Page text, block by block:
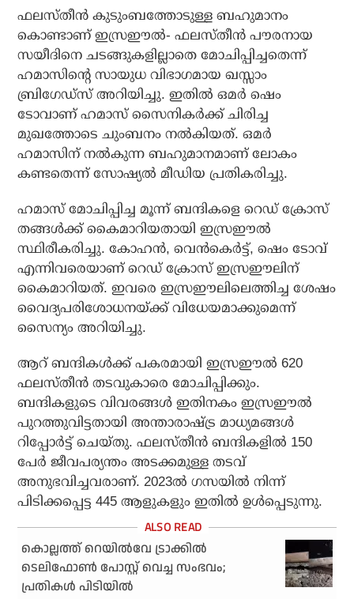
ഫലസ്തീന്‍ കുടുംബത്തോടുള്ള ബഹുമാനം
കൊണ്ടാണ് ഇസ്രഈല്‍- ഫലസ്തീന്‍ പൗരനായ
സയീദിനെ ചടങ്ങുകളില്ലാതെ മോചിപ്പിച്ചതെന്ന്
ഹമാസിന്റെ സായുധ വിഭാഗമായ ഖസ്സാം
ബ്രിഗേഡ്സ് അറിയിച്ചു. ഇതില്‍ ഒമര്‍ ഷെം
ടോവാണ് ഹമാസ് സൈനികര്‍ക്ക് ചിരിച്ച
മുഖത്തോടെ ചുംബനം നല്‍കിയത്. ഒമര്‍
ഹമാസിന് നല്‍കുന്ന ബഹുമാനമാണ് ലോകം
കണ്ടതെന്ന് സോഷ്യല്‍ മീഡിയ പ്രതികരിച്ചു.
ഹമാസ് മോചിപ്പിച്ച മൂന്ന് ബന്ദികളെ റെഡ് ക്രോസ്
തങ്ങള്‍ക്ക് കൈമാറിയതായി ഇസ്രഈല്‍
സ്ഥിരീകരിച്ചു. കോഹന്‍, വെന്‍കെര്‍ട്ട്, ഷെം ടോവ്
എന്നിവരെയാണ് റെഡ് ക്രോസ് ഇസ്രഈലിന്
കൈമാറിയത്. ഇവരെ ഇസ്രഈലിലെത്തിച്ച ശേഷം
വൈദ്യപരിശോധനയ്ക്ക് വിധേയമാക്കുമെന്ന്
സൈന്യം അറിയിച്ചു.
ആറ് ബന്ദികള്‍ക്ക് പകരമായി ഇസ്രഈല്‍ 620
ഫലസ്തീന്‍ തടവുകാരെ മോചിപ്പിക്കും.
ബന്ദികളുടെ വിവരങ്ങള്‍ ഇതിനകം ഇസ്രഈല്‍
പുറത്തുവിട്ടതായി അന്താരാഷ്ട്ര മാധ്യമങ്ങള്‍
റിപ്പോര്‍ട്ട് ചെയ്തു. ഫലസ്തീന്‍ ബന്ദികളില്‍ 150
പേര്‍ ജീവപര്യന്തം അടക്കമുള്ള തടവ്
അനുഭവിച്ചവരാണ്. 2023ല്‍ ഗസയില്‍ നിന്ന്
പിടിക്കപ്പെട്ട 445 ആളുകളും ഇതില്‍ ഉള്‍പ്പെടുന്നു.
കൊല്ലത്ത് റെയില്‍വേ ട്രാക്കില്‍
ടെലിഫോണ്‍ പോസ്റ്റ് വെച്ച സംഭവം;
പ്രതികള്‍ പിടിയില്‍